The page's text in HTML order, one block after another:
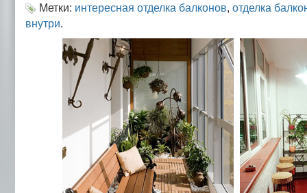
Метки: интересная отделка балконов, отделка
внутри.